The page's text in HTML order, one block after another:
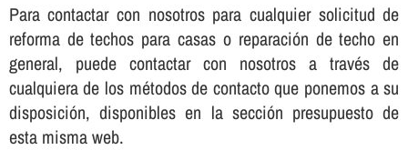
Para contactar con nosotros para cualquier solicitud de
reforma de techos para casas o reparación de techo en
general, puede contactar con nosotros a través de
cualquiera de los métodos de contacto que ponemos a su
disposición, disponibles en la sección presupuesto de
esta misma web.